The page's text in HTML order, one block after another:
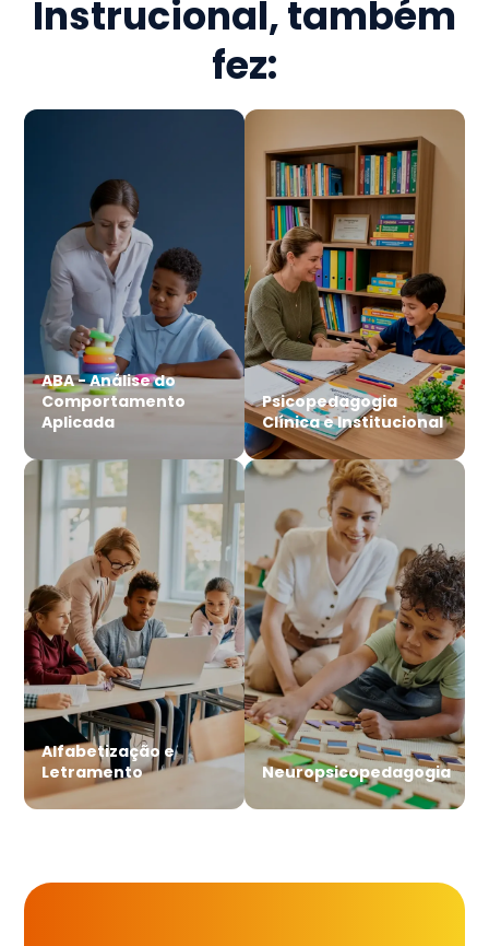
Instrucional, também
fez:
ABA - Análise do
Comportamento
Aplicada
Psicopedagogia
Clínica e Institucional
Alfabetização e
Letramento
Neuropsicopedagogia